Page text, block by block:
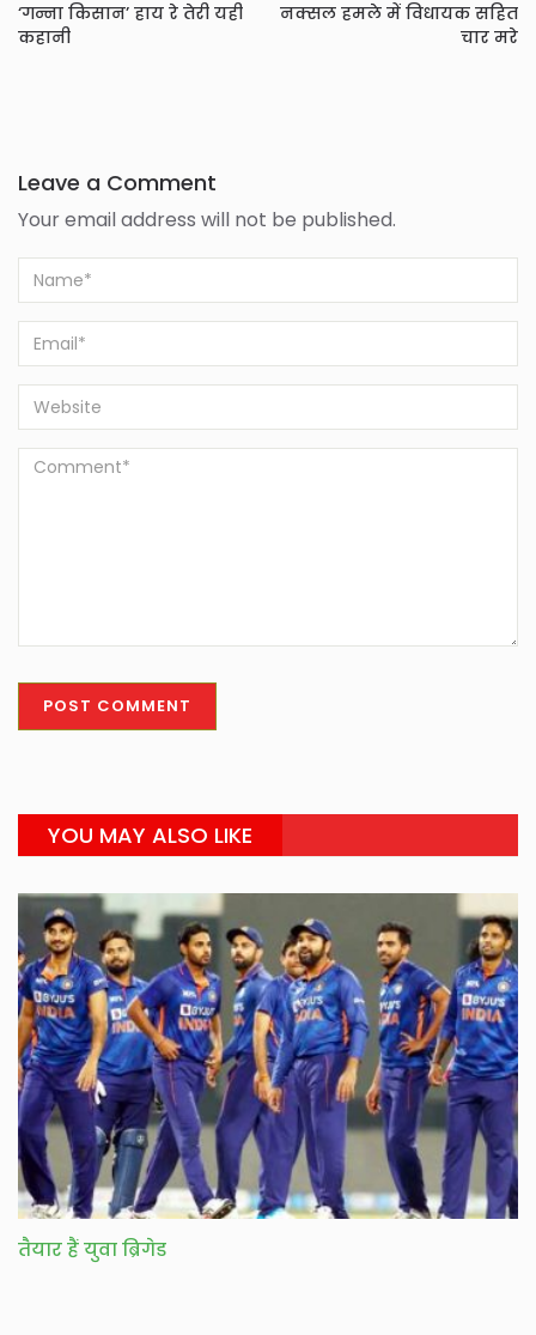
‘गन्ना किसान’ हाय रे तेरी यही
कहानी
नक्सल हमले में विधायक सहित
चार मरे
Leave a Comment
Your email address will not be published.
YOU MAY ALSO LIKE
तैयार हैं युवा ब्रिगेड